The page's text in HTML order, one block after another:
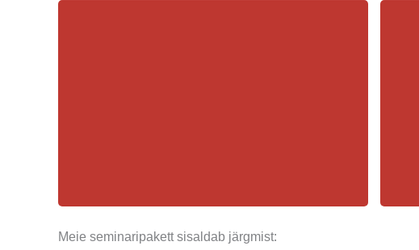
Meie seminaripakett sisaldab järgmist: